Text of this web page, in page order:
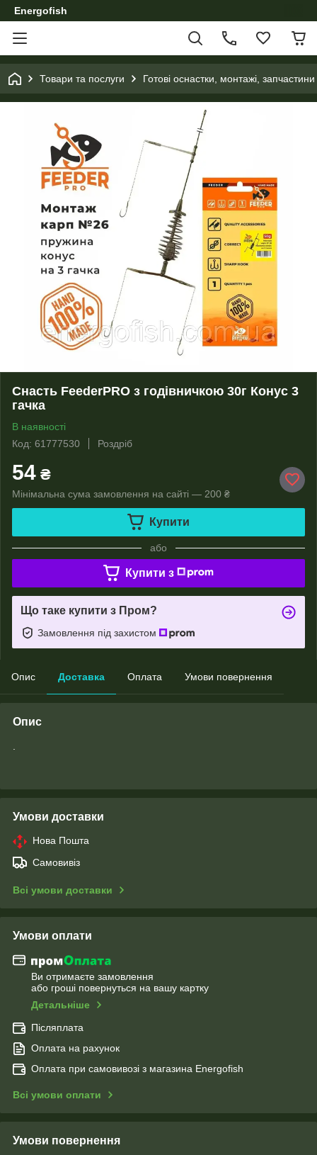
Energofish
Товари та послуги Готові оснастки, монтажі, запчастини
Снасть FeederPRO з годівничкою 30г Конус 3
гачка
В наявності
Код: 61777530
Роздріб
54 ₴
Мінімальна сума замовлення на сайті — 200 ₴
Купити
або
Купити з
Що таке купити з Пром?
Замовлення під захистом
Опис Доставка Оплата Умови повернення
Опис
Умови доставки
Нова Пошта
Самовивіз
Всі умови доставки
Умови оплати
Ви отримаєте замовлення
або гроші повернуться на вашу картку
Детальніше
Післяплата
Оплата на рахунок
Оплата при самовивозі з магазина Energofish
Всі умови оплати
Умови повернення